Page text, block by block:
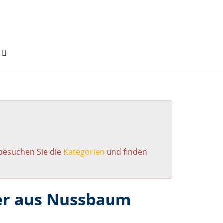
Sie die Kategorien und finden
aus Nussbaum